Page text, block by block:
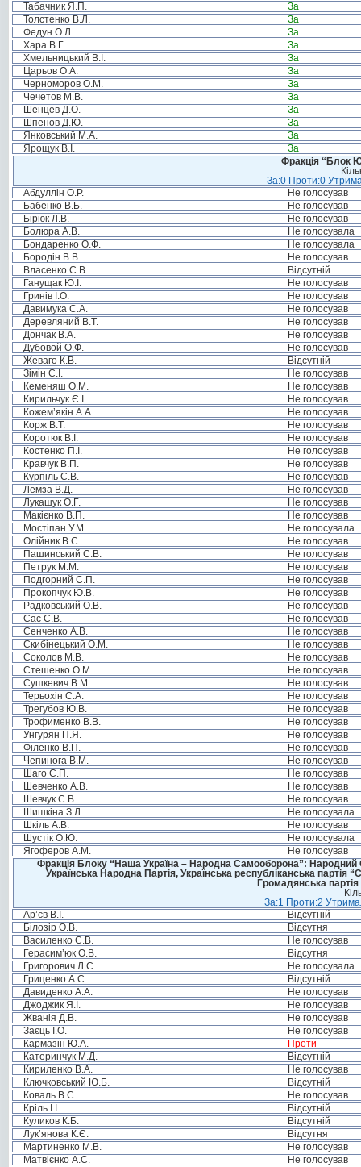
Табачник Я.П.
За
Толстенко В.Л.
За
Федун О.Л.
За
Хара В.Г.
За
Хмельницький В.І.
За
Царьов О.А.
За
Черноморов О.М.
За
Чечетов М.В.
За
Шенцев Д.О.
За
Шпенов Д.Ю.
За
Янковський М.А.
За
Ярощук В.І.
За
Фракція “Блок
За:0 Проти:0
Абдуллін О.Р.
Не голосував
Бабенко В.Б.
Не голосував
Бірюк Л.В.
Не голосував
Болюра А.В.
Не голосувала
Бондаренко О.Ф.
Не голосувала
Бородін В.В.
Не голосував
Власенко С.В.
Відсутній
Ганущак Ю.І.
Не голосував
Гринів І.О.
Не голосував
Давимука С.А.
Не голосував
Деревляний В.Т.
Не голосував
Дончак В.А.
Не голосував
Дубовой О.Ф.
Не голосував
Жеваго К.В.
Відсутній
Зімін Є.І.
Не голосував
Кеменяш О.М.
Не голосував
Кирильчук Є.І.
Не голосував
Кожем’якін А.А.
Не голосував
Корж В.Т.
Не голосував
Коротюк В.І.
Не голосував
Костенко П.І.
Не голосував
Кравчук В.П.
Не голосував
Курпіль С.В.
Не голосував
Лемза В.Д.
Не голосував
Лукашук О.Г.
Не голосував
Макієнко В.П.
Не голосував
Мостіпан У.М.
Не голосувала
Олійник В.С.
Не голосував
Пашинський С.В.
Не голосував
Петрук М.М.
Не голосував
Подгорний С.П.
Не голосував
Прокопчук Ю.В.
Не голосував
Радковський О.В.
Не голосував
Сас С.В.
Не голосував
Сенченко А.В.
Не голосував
Скибінецький О.М.
Не голосував
Соколов М.В.
Не голосував
Стешенко О.М.
Не голосував
Сушкевич В.М.
Не голосував
Терьохін С.А.
Не голосував
Трегубов Ю.В.
Не голосував
Трофименко В.В.
Не голосував
Унгурян П.Я.
Не голосував
Філенко В.П.
Не голосував
Чепинога В.М.
Не голосував
Шаго Є.П.
Не голосував
Шевченко А.В.
Не голосував
Шевчук С.В.
Не голосував
Шишкіна З.Л.
Не голосувала
Шкіль А.В.
Не голосував
Шустік О.Ю.
Не голосувала
Ягоферов А.М.
Не голосував
Фракція Блоку “Наша Україна – Народна Самооборона”: Народний
Українська Народна Партія, Українська республіканська
Громадянська
За:1 Проти:2
Ар’єв В.І.
Відсутній
Білозір О.В.
Відсутня
Василенко С.В.
Не голосував
Герасим’юк О.В.
Відсутня
Григорович Л.С.
Не голосувала
Гриценко А.С.
Відсутній
Давиденко А.А.
Не голосував
Джоджик Я.І.
Не голосував
Жванія Д.В.
Не голосував
Заєць І.О.
Не голосував
Кармазін Ю.А.
Проти
Катеринчук М.Д.
Відсутній
Кириленко В.А.
Не голосував
Ключковський Ю.Б.
Відсутній
Коваль В.С.
Не голосував
Кріль І.І.
Відсутній
Куликов К.Б.
Відсутній
Лук’янова К.Є.
Відсутня
Мартиненко М.В.
Не голосував
Матвієнко А.С.
Не голосував